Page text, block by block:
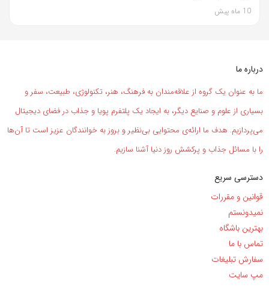
10 ماه پیش
درباره ما
ما به عنوان یک گروه از علاقه‌مندان به فرهنگ، هنر، تکنولوژی، طبیعت، سفر و
بسیاری از علوم و صنایع دیگر، به ایجاد یک پلتفرم پویا و جذاب در فضای دیجیتال
می‌پردازیم. هدف ما ارائه‌ی محتوایی بی‌نظیر و بروز به خوانندگان عزیز است تا آن‌ها
را با مسائل جذاب و پرکشش روز دنیا آشنا سازیم.
دسترسی سریع
قوانین و مقررات
نمیدونستم
بهترین باشگاه
تماس با ما
سفارش تبلیغات
مپ سایت